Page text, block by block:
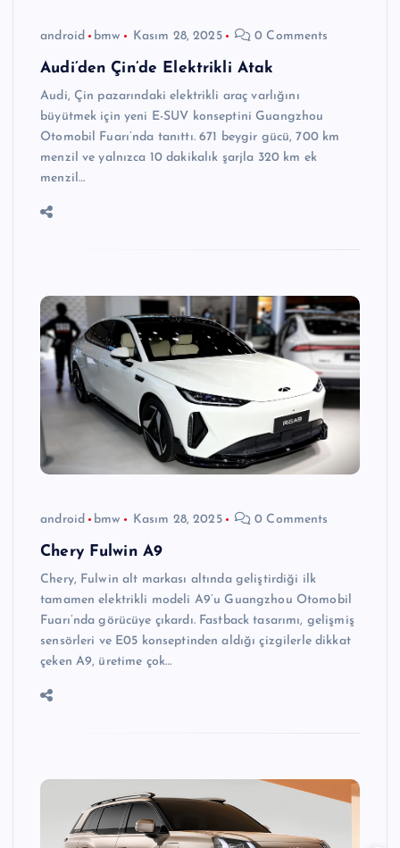
android bmw Kasım 28, 2025 0 Comments
Audi’den Çin’de Elektrikli Atak
Audi, Çin pazarındaki elektrikli araç varlığını
büyütmek için yeni E-SUV konseptini Guangzhou
Otomobil Fuarı’nda tanıttı. 671 beygir gücü, 700 km
menzil ve yalnızca 10 dakikalık şarjla 320 km ek
menzil…
android bmw Kasım 28, 2025 0 Comments
Chery Fulwin A9
Chery, Fulwin alt markası altında geliştirdiği ilk
tamamen elektrikli modeli A9’u Guangzhou Otomobil
Fuarı’nda görücüye çıkardı. Fastback tasarımı, gelişmiş
sensörleri ve E05 konseptinden aldığı çizgilerle dikkat
çeken A9, üretime çok…